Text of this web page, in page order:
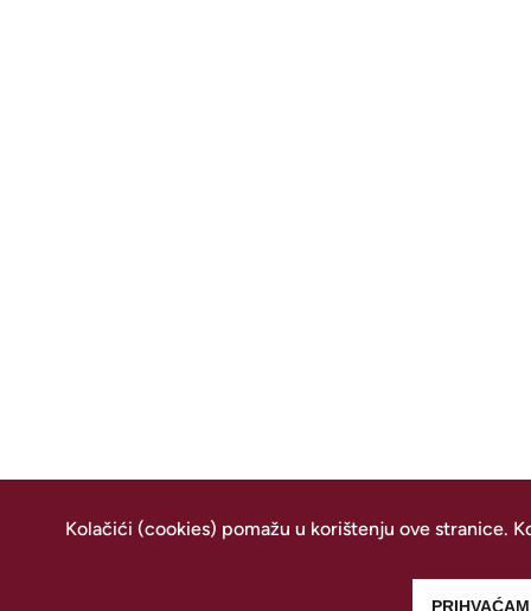
Kolačići (cookies) pomažu u korištenju ove stranice.
PRIHVAĆAM